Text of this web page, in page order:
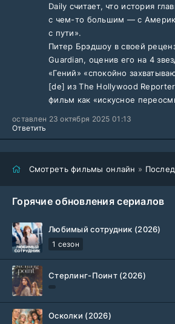
Daily считает, что история
с чем-то большим — с
с пути».
Питер Брэдшоу в своей
Guardian, оценив его на 4
«Гений» «спокойно
[de] из The Hollywood
фильм как «искусное
оставлен 23 октября 2025 01:13
Ответить
Смотреть фильмы онлайн »
Горячие обновления сериалов
Любимый сотрудник (2026)
1 сезон
Стерлинг-Поинт (2026)
Осколки (2026)